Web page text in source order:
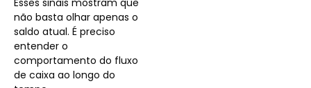
Esses sinais mostram que
não basta olhar apenas o
saldo atual. É preciso
entender o
comportamento do fluxo
de caixa ao longo do